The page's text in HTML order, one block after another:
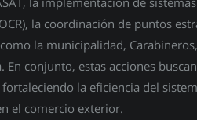
la coordinación de puntos
la municipalidad,
conjunto, estas acciones
la eficiencia del
el comercio exterior.